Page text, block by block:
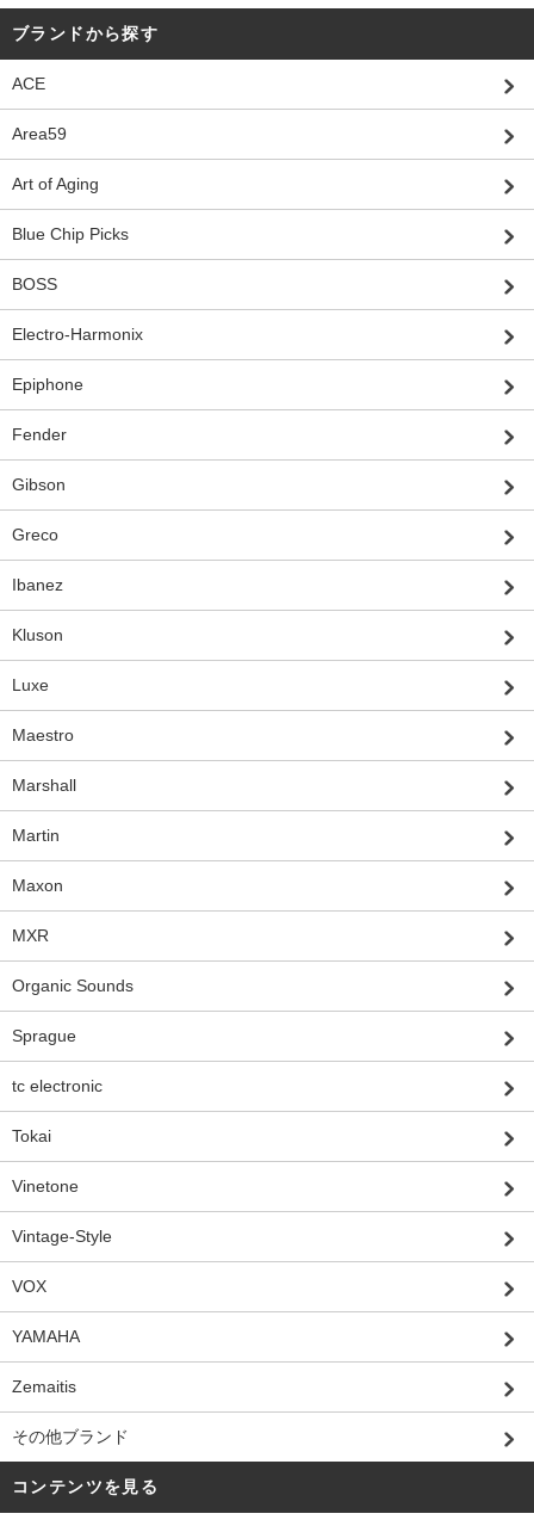
ブランドから探す
ACE
Area59
Art of Aging
Blue Chip Picks
BOSS
Electro-Harmonix
Epiphone
Fender
Gibson
Greco
Ibanez
Kluson
Luxe
Maestro
Marshall
Martin
Maxon
MXR
Organic Sounds
Sprague
tc electronic
Tokai
Vinetone
Vintage-Style
VOX
YAMAHA
Zemaitis
その他ブランド
コンテンツを見る